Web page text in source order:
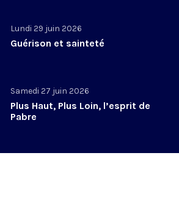
Lundi 29 juin 2026
Guérison et sainteté
Samedi 27 juin 2026
Plus Haut, Plus Loin, l’esprit de
Pabre